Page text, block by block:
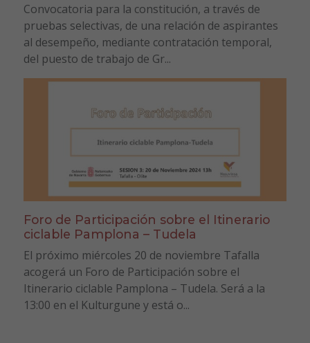
Convocatoria para la constitución, a través de
pruebas selectivas, de una relación de aspirantes
al desempeño, mediante contratación temporal,
del puesto de trabajo de Gr...
Foro de Participación sobre el Itinerario
ciclable Pamplona – Tudela
El próximo miércoles 20 de noviembre Tafalla
acogerá un Foro de Participación sobre el
Itinerario ciclable Pamplona – Tudela. Será a la
13:00 en el Kulturgune y está o...